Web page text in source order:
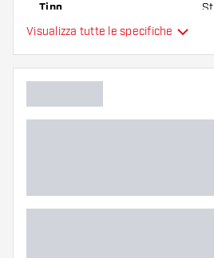
Tipo
Colore principale
Visualizza tutte le specifiche